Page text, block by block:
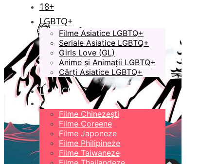
18+
LGBTQ+
Filme Asiatice LGBTQ+
Seriale Asiatice LGBTQ+
Girls Love (GL)
Anime și Animații LGBTQ+
Cărți Asiatice LGBTQ+
ÎN LUCRU
FILME
Filme Chinezești
Filme Coreene
Filme Japoneze
Filme Philipineze
Filme Taiwaneze